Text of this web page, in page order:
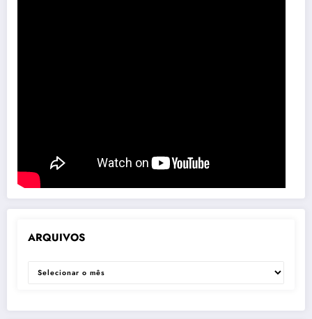
ARQUIVOS
ARQUIVOS